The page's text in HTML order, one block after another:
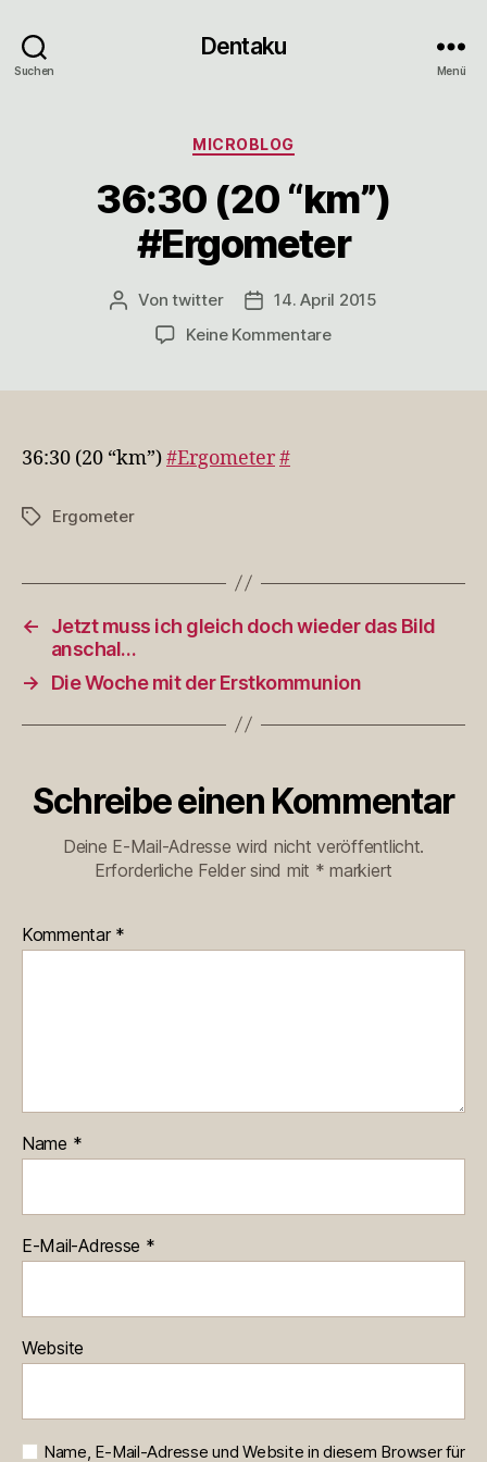
Suchen
Dentaku
Menü
Kategorien
MICROBLOG
36:30 (20 “km”)
#Ergometer
Beitragsautor
Vontwitter Veröffentlichungsdatum
14. April 2015
Keine Kommentarezu
36:30 (20 “km”)#Ergometer#
Schlagwörter
Ergometer
←
Jetzt muss ich gleich doch wieder das Bild
anschal…
→
Die Woche mit der Erstkommunion
Schreibe einen Kommentar
Deine E-Mail-Adresse wird nicht veröffentlicht.
Erforderliche Felder sind mit * markiert
Kommentar *
Name *
E-Mail-Adresse *
Website
Name, E-Mail-Adresse und Website in diesem Browser für